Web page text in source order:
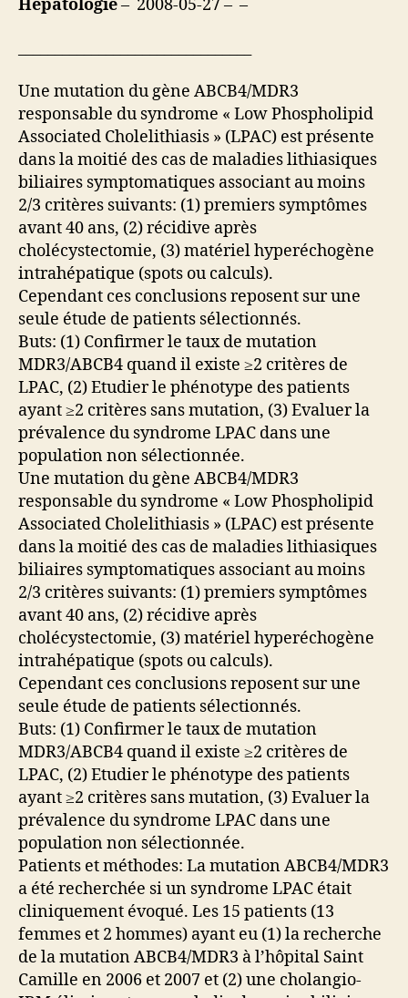
Hépatologie– 2008-05-27 – –
Une mutation du gène ABCB4/MDR3
responsable du syndrome « Low Phospholipid
Associated Cholelithiasis » (LPAC) est présente
dans la moitié des cas de maladies lithiasiques
biliaires symptomatiques associant au moins
2/3 critères suivants: (1) premiers symptômes
avant 40 ans, (2) récidive après
cholécystectomie, (3) matériel hyperéchogène
intrahépatique (spots ou calculs).
Cependant ces conclusions reposent sur une
seule étude de patients sélectionnés.
Buts: (1) Confirmer le taux de mutation
MDR3/ABCB4 quand il existe ≥2 critères de
LPAC, (2) Etudier le phénotype des patients
ayant ≥2 critères sans mutation, (3) Evaluer la
prévalence du syndrome LPAC dans une
population non sélectionnée.
Une mutation du gène ABCB4/MDR3
responsable du syndrome « Low Phospholipid
Associated Cholelithiasis » (LPAC) est présente
dans la moitié des cas de maladies lithiasiques
biliaires symptomatiques associant au moins
2/3 critères suivants: (1) premiers symptômes
avant 40 ans, (2) récidive après
cholécystectomie, (3) matériel hyperéchogène
intrahépatique (spots ou calculs).
Cependant ces conclusions reposent sur une
seule étude de patients sélectionnés.
Buts: (1) Confirmer le taux de mutation
MDR3/ABCB4 quand il existe ≥2 critères de
LPAC, (2) Etudier le phénotype des patients
ayant ≥2 critères sans mutation, (3) Evaluer la
prévalence du syndrome LPAC dans une
population non sélectionnée.
Patients et méthodes: La mutation ABCB4/MDR3
a été recherchée si un syndrome LPAC était
cliniquement évoqué. Les 15 patients (13
femmes et 2 hommes) ayant eu (1) la recherche
de la mutation ABCB4/MDR3 à l’hôpital Saint
Camille en 2006 et 2007 et (2) une cholangio-